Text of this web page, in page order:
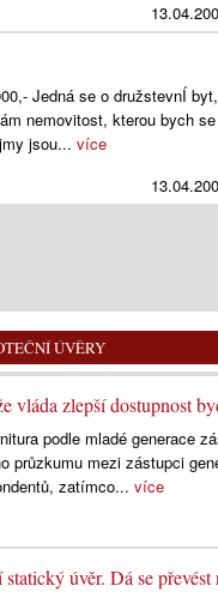
Jedná se o družstevnÍ
nemovitost, kterou bych
jsou... více
ÚVĚRY
vláda zlepší dostupnost
podle mladé generace
průzkumu mezi zástupci
zatímco...více
úvěr. Dá se